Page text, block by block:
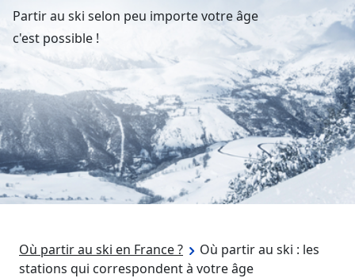
Partir au ski selon peu importe votre âge
c'est possible !
Où partir au ski en France ?
Où partir au ski : les
stations qui correspondent à votre âge